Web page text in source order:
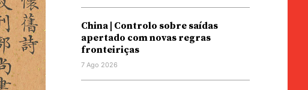
China | Controlo sobre saídas
apertado com novas regras
fronteiriças
7 Ago 2026